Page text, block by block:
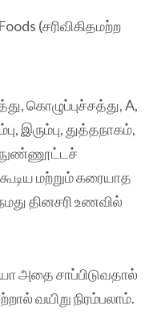
(சரிவிகிதமற்ற
கொழுப்புச்சத்து, A,
இரும்பு, துத்தநாகம்,
நுண்ணூட்டச்
மற்றும் கரையாத
தினசரி உணவில்
அதை சாப்பிடுவதால்
வயிறு நிரம்பலாம்.